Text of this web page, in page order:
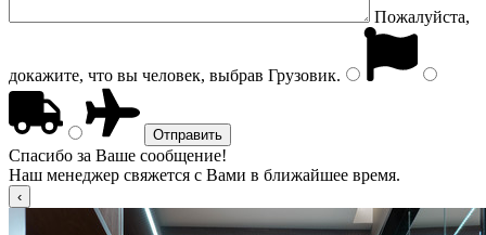
Пожалуйста,
докажите, что вы человек, выбрав Грузовик.
Спасибо за Ваше сообщение!
Наш менеджер свяжется с Вами в ближайшее время.